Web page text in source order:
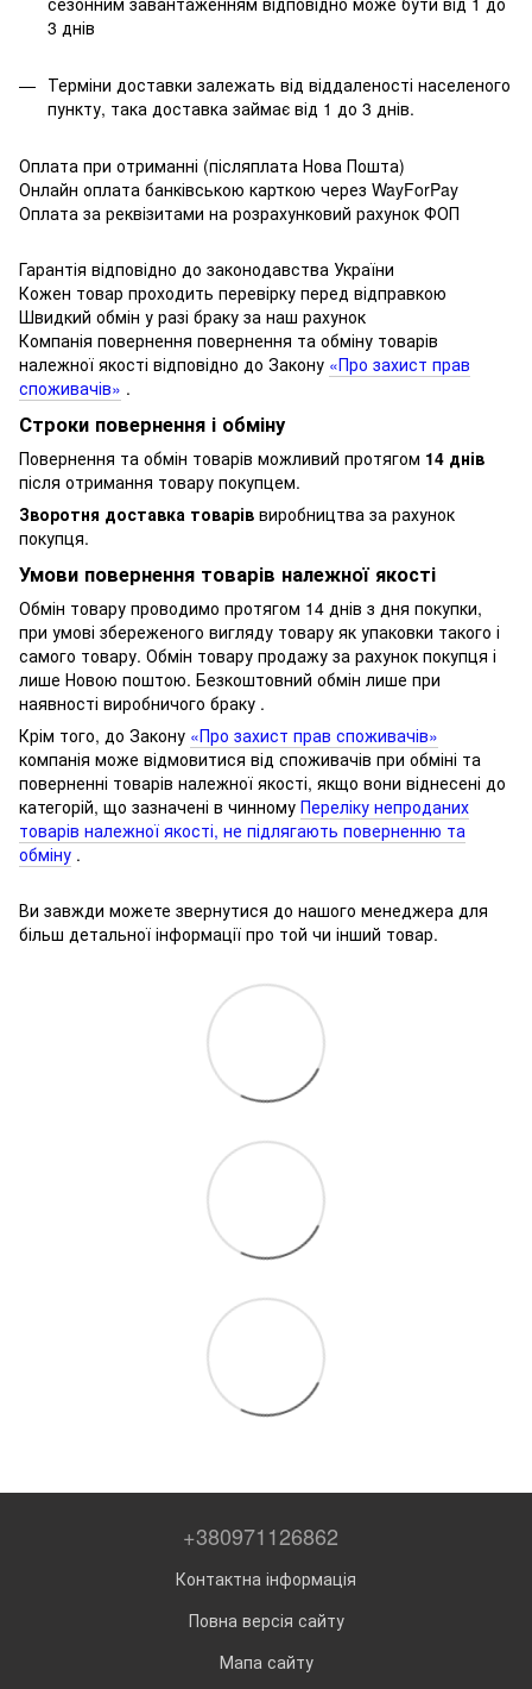
3 днів
Терміни доставки залежать від віддаленості населеного
пункту, така доставка займає від 1 до 3 днів.
Оплата при отриманні (післяплата Нова Пошта)
Онлайн оплата банківською карткою через WayForPay
Оплата за реквізитами на розрахунковий рахунок ФОП
Гарантія відповідно до законодавства України
Кожен товар проходить перевірку перед відправкою
Швидкий обмін у разі браку за наш рахунок
Компанія повернення повернення та обміну товарів
належної якості відповідно до Закону «Про захист прав
споживачів» .
Строки повернення і обміну
Повернення та обмін товарів можливий протягом 14 днів
після отримання товару покупцем.
Зворотня доставка товарів виробництва за рахунок
покупця.
Умови повернення товарів належної якості
Обмін товару проводимо протягом 14 днів з дня покупки,
при умові збереженого вигляду товару як упаковки такого і
самого товару. Обмін товару продажу за рахунок покупця і
лише Новою поштою. Безкоштовний обмін лише при
наявності виробничого браку .
Крім того, до Закону «Про захист прав споживачів»
компанія може відмовитися від споживачів при обміні та
поверненні товарів належної якості, якщо вони віднесені до
категорій, що зазначені в чинному Переліку непроданих
товарів належної якості, не підлягають поверненню та
обміну .
Ви завжди можете звернутися до нашого менеджера для
більш детальної інформації про той чи інший товар.
+380971126862
Контактна інформація
Повна версія сайту
Мапа сайту